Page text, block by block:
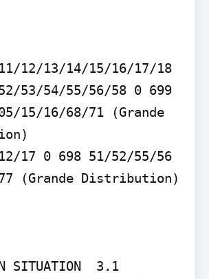
12/13/14/15/16/17/18
53/54/55/56/58 0 699
15/16/68/71 (Grande
17 0 698 51/52/55/56
(Grande Distribution)
SITUATION  3.1